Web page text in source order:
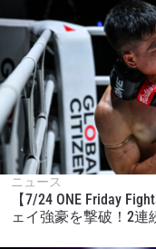
ニュース
【7/24 ONE Friday
ェイ強豪を撃破！2連